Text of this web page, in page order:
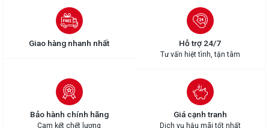
Giao hàng nhanh nhất Hỗ trợ 24/7
Tư vấn hiệt tình, tận tâm
Bảo hành chính hãng
Cam kết chết lượng
Giá cạnh tranh
Dịch vụ hậu mãi tốt nhất